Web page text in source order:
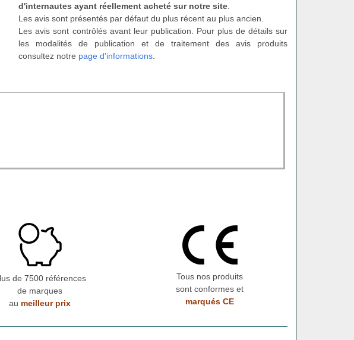
d'internautes ayant réellement acheté sur notre site
Les avis sont présentés par défaut du plus récent au plus ancien.
Les avis sont contrôlés avant leur publication. Pour plus de détails sur
les modalités de publication et de traitement des avis produits
consultez notre page d'informations
de 7500 références
de marques
au meilleur prix
Tous nos produits
sont conformes et
marqués CE